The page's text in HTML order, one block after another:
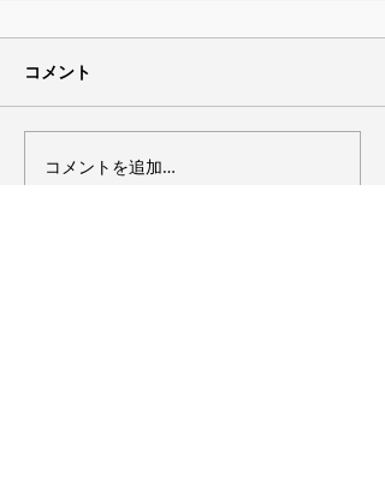
コメント
コメントを追加…